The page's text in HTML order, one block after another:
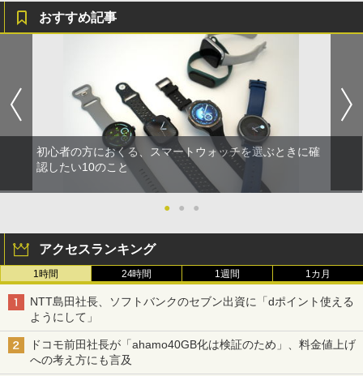
おすすめ記事
初心者の方におくる、スマートウォッチを選ぶときに確
認したい10のこと
● ● ●
アクセスランキング
1時間 24時間 1週間 1カ月
NTT島田社長、ソフトバンクのセブン出資に「dポイント使える
ようにして」
ドコモ前田社長が「ahamo40GB化は検証のため」、料金値上げ
への考え方にも言及